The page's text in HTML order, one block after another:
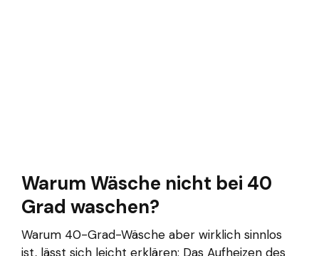
Warum Wäsche nicht bei 40
Grad waschen?
Warum 40-Grad-Wäsche aber wirklich sinnlos
ist, lässt sich leicht erklären: Das Aufheizen des